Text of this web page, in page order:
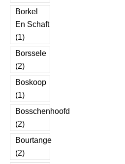
Borkel
En Schaft
(1)
Borssele
(2)
Boskoop
(1)
Bosschenhoofd
(2)
Bourtange
(2)